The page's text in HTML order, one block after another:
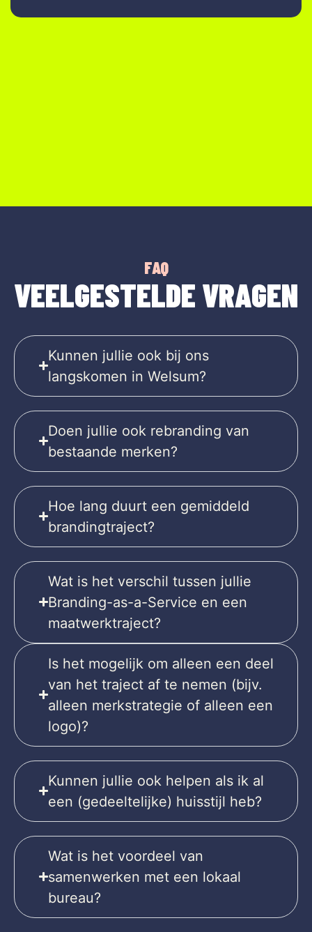
FAQ
VEELGESTELDE VRAGEN
Kunnen jullie ook bij ons
langskomen in Welsum?
Doen jullie ook rebranding van
bestaande merken?
Hoe lang duurt een gemiddeld
brandingtraject?
Wat is het verschil tussen jullie
Branding-as-a-Service en een
maatwerktraject?
Is het mogelijk om alleen een deel
van het traject af te nemen (bijv.
alleen merkstrategie of alleen een
logo)?
Kunnen jullie ook helpen als ik al
een (gedeeltelijke) huisstijl heb?
Wat is het voordeel van
samenwerken met een lokaal
bureau?